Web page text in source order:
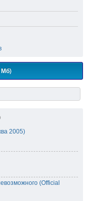
Мб)
2005)
(Official